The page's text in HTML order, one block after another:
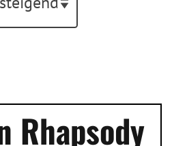
Rhapsody